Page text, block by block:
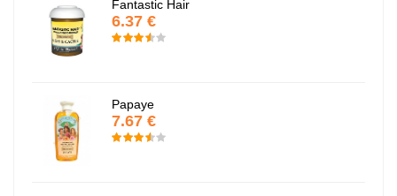
Fantastic Hair
6.37 €
Papaye
7.67 €